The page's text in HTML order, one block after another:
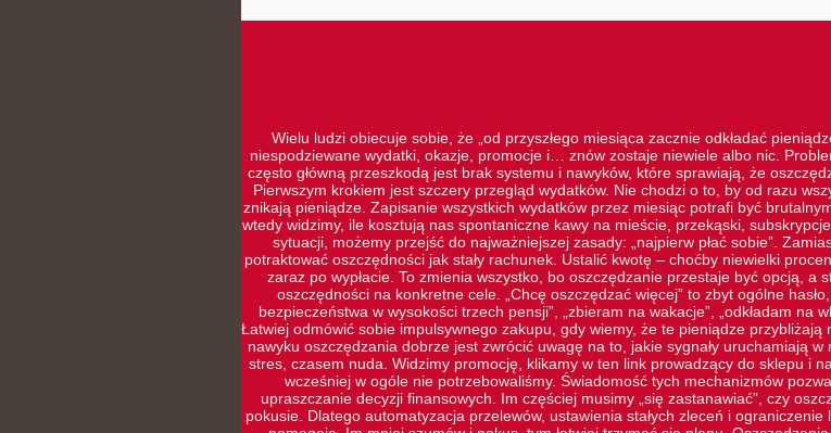
Wielu ludzi obiecuje sobie, że „od przyszłego miesiąca zacznie odkładać
niespodziewane wydatki, okazje, promocje i… znów zostaje niewiele albo nic.
często główną przeszkodą jest brak systemu i nawyków, które sprawiają, że
Pierwszym krokiem jest szczery przegląd wydatków. Nie chodzi o to, by od razu
znikają pieniądze. Zapisanie wszystkich wydatków przez miesiąc potrafi być
wtedy widzimy, ile kosztują nas spontaniczne kawy na mieście, przekąski,
sytuacji, możemy przejść do najważniejszej zasady: „najpierw płać sobie”.
potraktować oszczędności jak stały rachunek. Ustalić kwotę – choćby niewielki
zaraz po wypłacie. To zmienia wszystko, bo oszczędzanie przestaje być opcją,
oszczędności na konkretne cele. „Chcę oszczędzać więcej” to zbyt ogólne
bezpieczeństwa w wysokości trzech pensji”, „zbieram na wakacje”, „odkładam na
Łatwiej odmówić sobie impulsywnego zakupu, gdy wiemy, że te pieniądze
nawyku oszczędzania dobrze jest zwrócić uwagę na to, jakie sygnały uruchamiają
stres, czasem nuda. Widzimy promocję, klikamy w ten link prowadzący do sklepu i
wcześniej w ogóle nie potrzebowaliśmy. Świadomość tych mechanizmów
upraszczanie decyzji finansowych. Im częściej musimy „się zastanawiać”, czy
pokusie. Dlatego automatyzacja przelewów, ustawienia stałych zleceń i